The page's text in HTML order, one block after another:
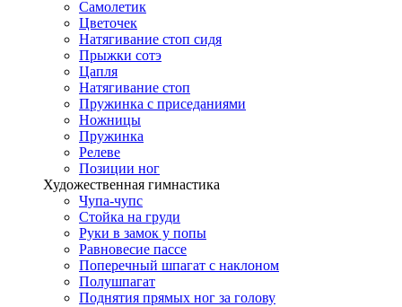
Самолетик
Цветочек
Натягивание стоп сидя
Прыжки сотэ
Цапля
Натягивание стоп
Пружинка с приседаниями
Ножницы
Пружинка
Релеве
Позиции ног
Художественная гимнастика
Чупа-чупс
Стойка на груди
Руки в замок у попы
Равновесие пассе
Поперечный шпагат с наклоном
Полушпагат
Поднятия прямых ног за голову